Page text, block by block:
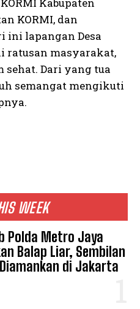
WEEK
Polda Metro Jaya
Balap Liar, Sembilan
di Jakarta
KORMI, dan
ini lapangan Desa
ratusan masyarakat,
Dari yang tua
semangat mengikuti